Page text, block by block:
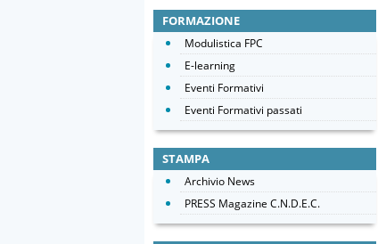
FORMAZIONE
Modulistica FPC
E-learning
Eventi Formativi
Eventi Formativi passati
STAMPA
Archivio News
PRESS Magazine C.N.D.E.C.